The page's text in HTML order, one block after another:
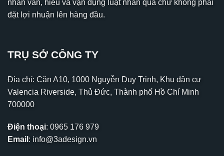
nhân văn, hiểu và vận dụng luật nhân quả chứ không phải
đặt lợi nhuận lên hàng đầu.
TRỤ SỞ CÔNG TY
Địa chỉ: Căn A10, 1000 Nguyễn Duy Trinh, Khu dân cư
Valencia Riverside, Thủ Đức, Thành phố Hồ Chí Minh
700000
Điện thoại: 0965 176 979
Email : info@3adesign.vn